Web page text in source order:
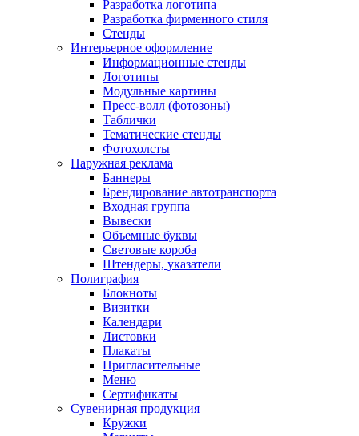
Разработка логотипа
Разработка фирменного стиля
Стенды
Интерьерное оформление
Информационные стенды
Логотипы
Модульные картины
Пресс-волл (фотозоны)
Таблички
Тематические стенды
Фотохолсты
Наружная реклама
Баннеры
Брендирование автотранспорта
Входная группа
Вывески
Объемные буквы
Световые короба
Штендеры, указатели
Полиграфия
Блокноты
Визитки
Календари
Листовки
Плакаты
Пригласительные
Меню
Сертификаты
Сувенирная продукция
Кружки